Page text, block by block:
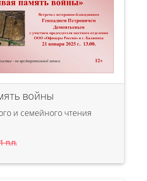
войны
и семейного чтения
п.п.